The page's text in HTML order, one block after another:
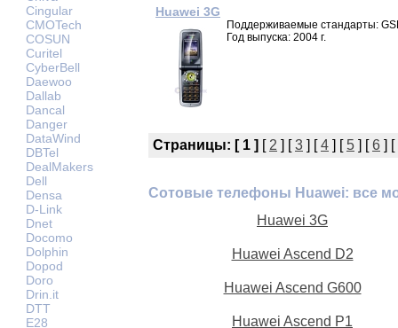
Cingular
CMOTech
COSUN
Curitel
CyberBell
Daewoo
Dallab
Dancal
Danger
DataWind
DBTel
DealMakers
Dell
Densa
D-Link
Dnet
Docomo
Dolphin
Dopod
Doro
Drin.it
DTT
E28
Huawei 3G
Поддерживаемые стандарты:
Год выпуска: 2004 г.
Страницы: [ 1 ] [ 2 ] [3 ] [4 ] [ 5 ] [6 ] [
Сотовые телефоны Huawei: все
Huawei 3G
Huawei Ascend D2
Huawei Ascend G600
Huawei Ascend P1